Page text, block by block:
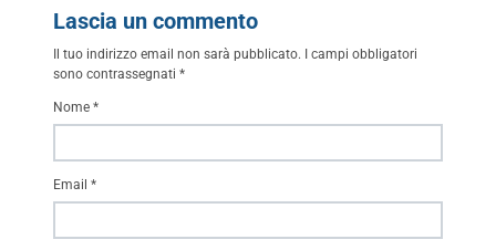
Lascia un commento
Il tuo indirizzo email non sarà pubblicato.
I campi obbligatori
sono contrassegnati *
Nome *
Email *